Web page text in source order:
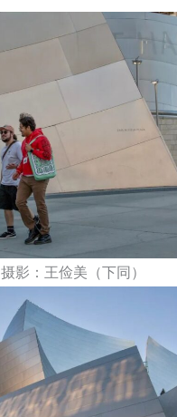
摄影：王俭美（下同）